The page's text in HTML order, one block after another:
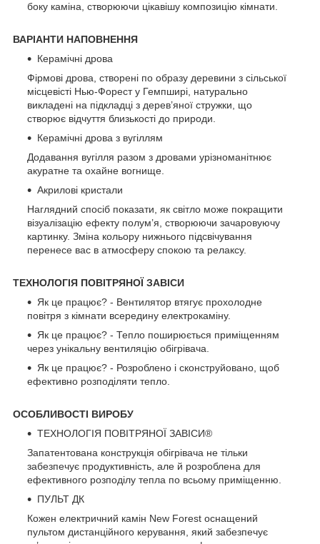
боку каміна, створюючи цікавішу композицію кімнати.
ВАРІАНТИ НАПОВНЕННЯ
Керамічні дрова
Фірмові дрова, створені по образу деревини з сільської
місцевісті Нью-Форест у Гемпширі, натурально
викладені на підкладці з дерев’яної стружки, що
створює відчуття близькості до природи.
Керамічні дрова з вугіллям
Додавання вугілля разом з дровами урізноманітнює
акуратне та охайне вогнище.
Акрилові кристали
Наглядний спосіб показати, як світло може покращити
візуалізацію ефекту полум’я, створюючи зачаровуючу
картинку. Зміна кольору нижнього підсвічування
перенесе вас в атмосферу спокою та релаксу.
ТЕХНОЛОГІЯ ПОВІТРЯНОЇ ЗАВІСИ
Як це працює? - Вентилятор втягує прохолодне
повітря з кімнати всередину електрокаміну.
Як це працює? - Тепло поширюється приміщенням
через унікальну вентиляцію обігрівача.
Як це працює? - Розроблено і сконструйовано, щоб
ефективно розподіляти тепло.
ОСОБЛИВОСТІ ВИРОБУ
ТЕХНОЛОГІЯ ПОВІТРЯНОЇ ЗАВІСИ®
Запатентована конструкція обігрівача не тільки
забезпечує продуктивність, але й розроблена для
ефективного розподілу тепла по всьому приміщенню.
ПУЛЬТ ДК
Кожен електричний камін New Forest оснащений
пультом дистанційного керування, який забезпечує